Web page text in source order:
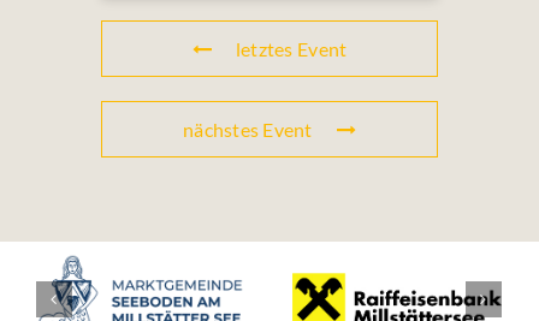
letztes Event
nächstes Event